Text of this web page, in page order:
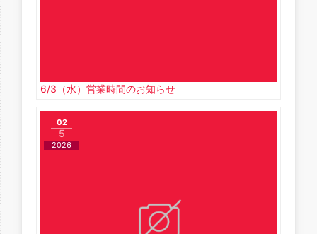
6/3（水）営業時間のお知らせ
02
5
2026